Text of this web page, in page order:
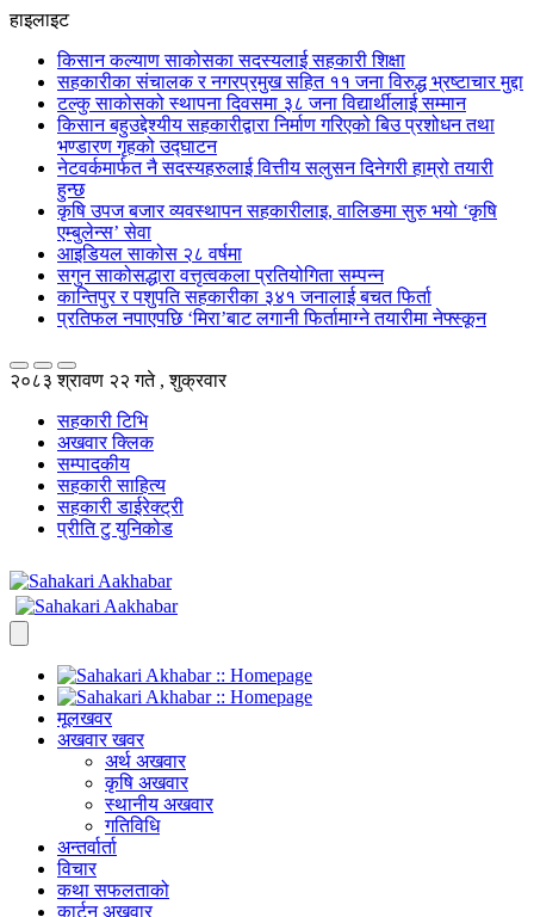
हाइलाइट
किसान कल्याण साकोसका सदस्यलाई सहकारी शिक्षा
सहकारीका संचालक र नगरप्रमुख सहित ११ जना विरुद्ध भ्रष्टाचार मुद्दा
टल्कु साकोसको स्थापना दिवसमा ३८ जना विद्यार्थीलाई सम्मान
किसान बहुउद्देश्यीय सहकारीद्वारा निर्माण गरिएको बिउ प्रशोधन तथा
भण्डारण गृहको उद्घाटन
नेटवर्कमार्फत नै सदस्यहरुलाई वित्तीय सलुसन दिनेगरी हाम्रो तयारी
हुन्छ
कृषि उपज बजार व्यवस्थापन सहकारीलाइ, वालिङमा सुरु भयो ‘कृषि
एम्बुलेन्स’ सेवा
आइडियल साकोस २८ वर्षमा
सगुन साकोसद्धारा वत्तृत्वकला प्रतियोगिता सम्पन्न
कान्तिपुर र पशुपति सहकारीका ३४१ जनालाई बचत फिर्ता
प्रतिफल नपाएपछि ‘मिरा’बाट लगानी फिर्तामाग्ने तयारीमा नेफ्स्कून
२०८३ श्रावण २२ गते , शुक्रवार
सहकारी टिभि
अखवार क्लिक
सम्पादकीय
सहकारी साहित्य
सहकारी डाईरेक्ट्री
प्रीति टु युनिकोड
मूलखवर
अखवार खवर
अर्थ अखवार
कृषि अखवार
स्थानीय अखवार
गतिविधि
अन्तर्वार्ता
विचार
कथा सफलताको
कार्टुन अखवार